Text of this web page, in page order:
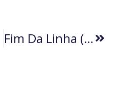
Fim Da Linha (por Lindolfo Paoliello)